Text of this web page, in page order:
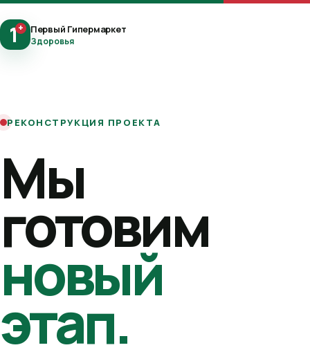
1+ Первый Гипермаркет
Здоровья
РЕКОНСТРУКЦИЯ ПРОЕКТА
Мы
готовим
новый
этап.